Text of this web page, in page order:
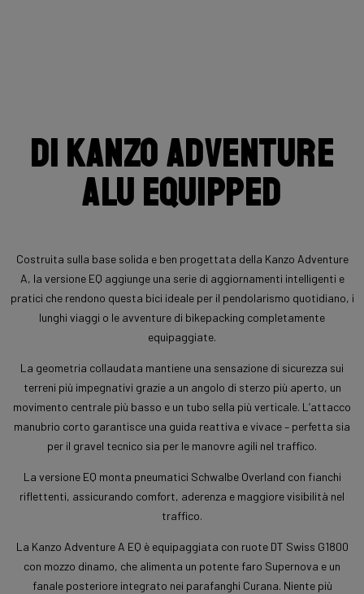
Di Kanzo Adventure
Alu Equipped
Costruita sulla base solida e ben progettata della Kanzo Adventure
A, la versione EQ aggiunge una serie di aggiornamenti intelligenti e
pratici che rendono questa bici ideale per il pendolarismo quotidiano, i
lunghi viaggi o le avventure di bikepacking completamente
equipaggiate.
La geometria collaudata mantiene una sensazione di sicurezza sui
terreni più impegnativi grazie a un angolo di sterzo più aperto, un
movimento centrale più basso e un tubo sella più verticale. L’attacco
manubrio corto garantisce una guida reattiva e vivace – perfetta sia
per il gravel tecnico sia per le manovre agili nel traffico.
La versione EQ monta pneumatici Schwalbe Overland con fianchi
riflettenti, assicurando comfort, aderenza e maggiore visibilità nel
traffico.
La Kanzo Adventure A EQ è equipaggiata con ruote DT Swiss G1800
con mozzo dinamo, che alimenta un potente faro Supernova e un
fanale posteriore integrato nei parafanghi Curana. Niente più